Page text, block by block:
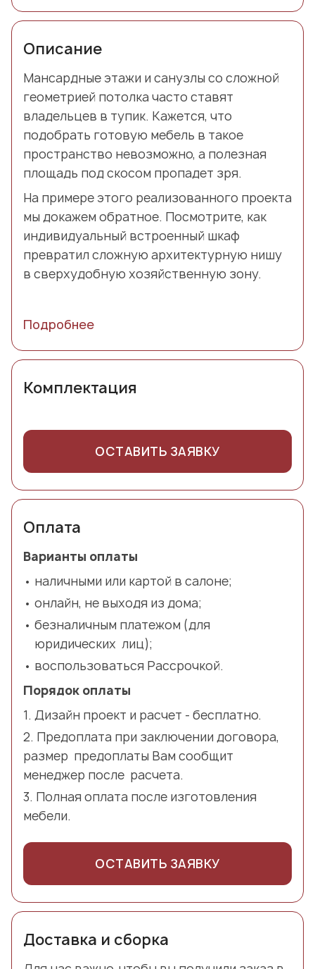
Описание
Мансардные этажи и санузлы со сложной
геометрией потолка часто ставят
владельцев в тупик. Кажется, что
подобрать готовую мебель в такое
пространство невозможно, а полезная
площадь под скосом пропадет зря.
На примере этого реализованного проекта
мы докажем обратное. Посмотрите, как
индивидуальный встроенный шкаф
превратил сложную архитектурную нишу
в сверхудобную хозяйственную зону.
Подробнее
Комплектация
ОСТАВИТЬ ЗАЯВКУ
Оплата
Варианты оплаты
наличными или картой в салоне;
онлайн, не выходя из дома;
безналичным платежом (для
юридических лиц);
воспользоваться Рассрочкой.
Порядок оплаты
Дизайн проект и расчет - бесплатно.
Предоплата при заключении договора,
размер предоплаты Вам сообщит
менеджер после расчета.
Полная оплата после изготовления
мебели.
ОСТАВИТЬ ЗАЯВКУ
Доставка и сборка